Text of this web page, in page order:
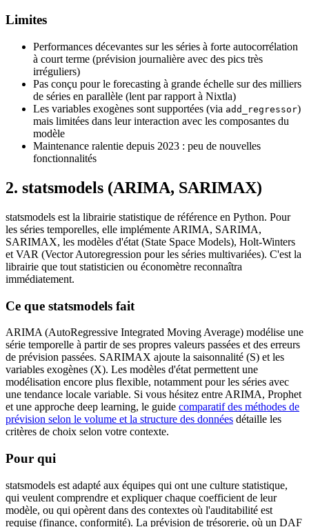
Limites
Performances décevantes sur les séries à forte autocorrélation
à court terme (prévision journalière avec des pics très
irréguliers)
Pas conçu pour le forecasting à grande échelle sur des milliers
de séries en parallèle (lent par rapport à Nixtla)
Les variables exogènes sont supportées (via add_regressor)
mais limitées dans leur interaction avec les composantes du
modèle
Maintenance ralentie depuis 2023 : peu de nouvelles
fonctionnalités
2. statsmodels (ARIMA, SARIMAX)
statsmodels est la librairie statistique de référence en Python. Pour
les séries temporelles, elle implémente ARIMA, SARIMA,
SARIMAX, les modèles d'état (State Space Models), Holt-Winters
et VAR (Vector Autoregression pour les séries multivariées). C'est la
librairie que tout statisticien ou économètre reconnaîtra
immédiatement.
Ce que statsmodels fait
ARIMA (AutoRegressive Integrated Moving Average) modélise une
série temporelle à partir de ses propres valeurs passées et des erreurs
de prévision passées. SARIMAX ajoute la saisonnalité (S) et les
variables exogènes (X). Les modèles d'état permettent une
modélisation encore plus flexible, notamment pour les séries avec
une tendance locale variable. Si vous hésitez entre ARIMA, Prophet
et une approche deep learning, le guide comparatif des méthodes de
prévision selon le volume et la structure des données détaille les
critères de choix selon votre contexte.
Pour qui
statsmodels est adapté aux équipes qui ont une culture statistique,
qui veulent comprendre et expliquer chaque coefficient de leur
modèle, ou qui opèrent dans des contextes où l'auditabilité est
requise (finance, conformité). La prévision de trésorerie, où un DAF